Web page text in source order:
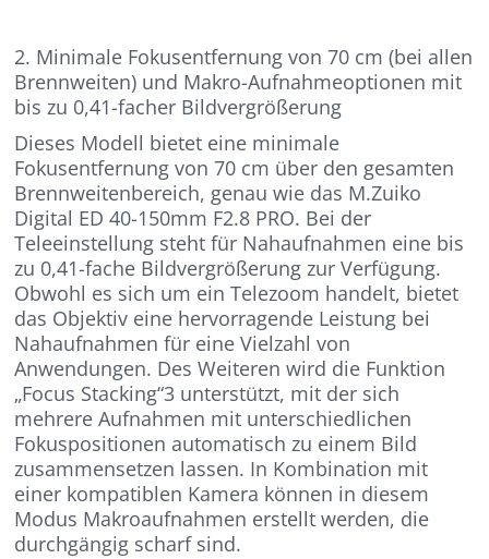
2. Minimale Fokusentfernung von 70 cm (bei allen
Brennweiten) und Makro-Aufnahmeoptionen mit
bis zu 0,41-facher Bildvergrößerung
Dieses Modell bietet eine minimale
Fokusentfernung von 70 cm über den gesamten
Brennweitenbereich, genau wie das M.Zuiko
Digital ED 40-150mm F2.8 PRO. Bei der
Teleeinstellung steht für Nahaufnahmen eine bis
zu 0,41-fache Bildvergrößerung zur Verfügung.
Obwohl es sich um ein Telezoom handelt, bietet
das Objektiv eine hervorragende Leistung bei
Nahaufnahmen für eine Vielzahl von
Anwendungen. Des Weiteren wird die Funktion
„Focus Stacking“3 unterstützt, mit der sich
mehrere Aufnahmen mit unterschiedlichen
Fokuspositionen automatisch zu einem Bild
zusammensetzen lassen. In Kombination mit
einer kompatiblen Kamera können in diesem
Modus Makroaufnahmen erstellt werden, die
durchgängig scharf sind.